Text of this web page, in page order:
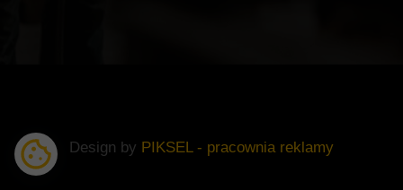
Design by PIKSEL - pracownia reklamy